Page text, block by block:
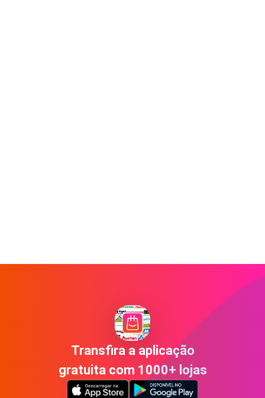
Transfira a aplicação
gratuita com 1000+ lojas